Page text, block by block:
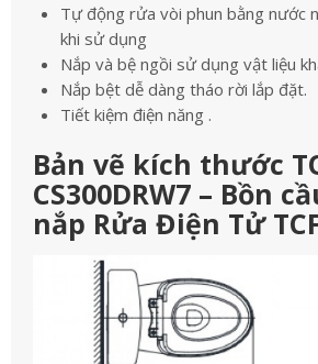
Tự động rửa vòi phun bằng nước
khi sử dụng
Nắp và bệ ngồi sử dụng vật liệu
Nắp bệt dễ dàng tháo rời lắp đặt.
Tiết kiệm điện năng .
Bản vẽ kích thước
CS300DRW7 – Bồn
nắp Rửa Điện Tử